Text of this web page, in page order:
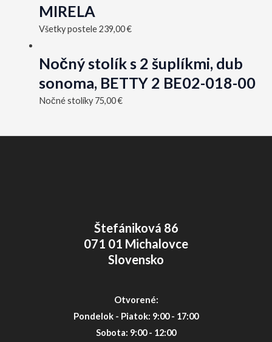
MIRELA
Všetky postele239,00€
Nočný stolík s 2 šuplíkmi, dub
sonoma, BETTY 2 BE02-018-00
Nočné stolíky75,00€
Štefániková 86
071 01 Michalovce
Slovensko
Otvorené:
Pondelok - Piatok: 9:00 - 17:00
Sobota: 9:00 - 12:00